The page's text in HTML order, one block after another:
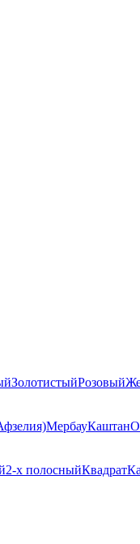
ЗолотистыйРозовый
МербауКаштан
2-х полосныйКвадрат